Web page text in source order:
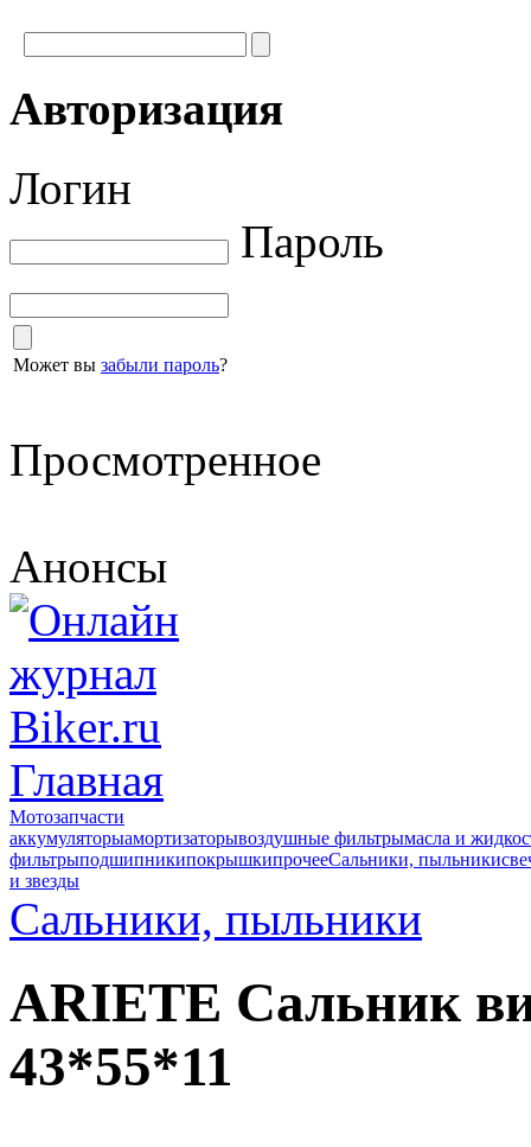
Авторизация
Логин
Пароль
Может вы забыли пароль?
Просмотренное
Анонсы
Главная
Мотозапчасти
аккумуляторыамортизаторывоздушные фильтрымасла и
фильтрыподшипникипокрышкипрочееСальники, пыльники
и звезды
Сальники, пыльники
ARIETE Сальник
43*55*11